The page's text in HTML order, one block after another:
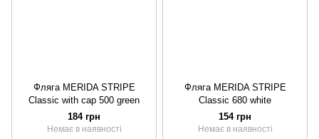
Фляга MERIDA STRIPE
Classic with cap 500 green
184 грн
Немає в наявності
Фляга MERIDA STRIPE
Classic 680 white
154 грн
Немає в наявності